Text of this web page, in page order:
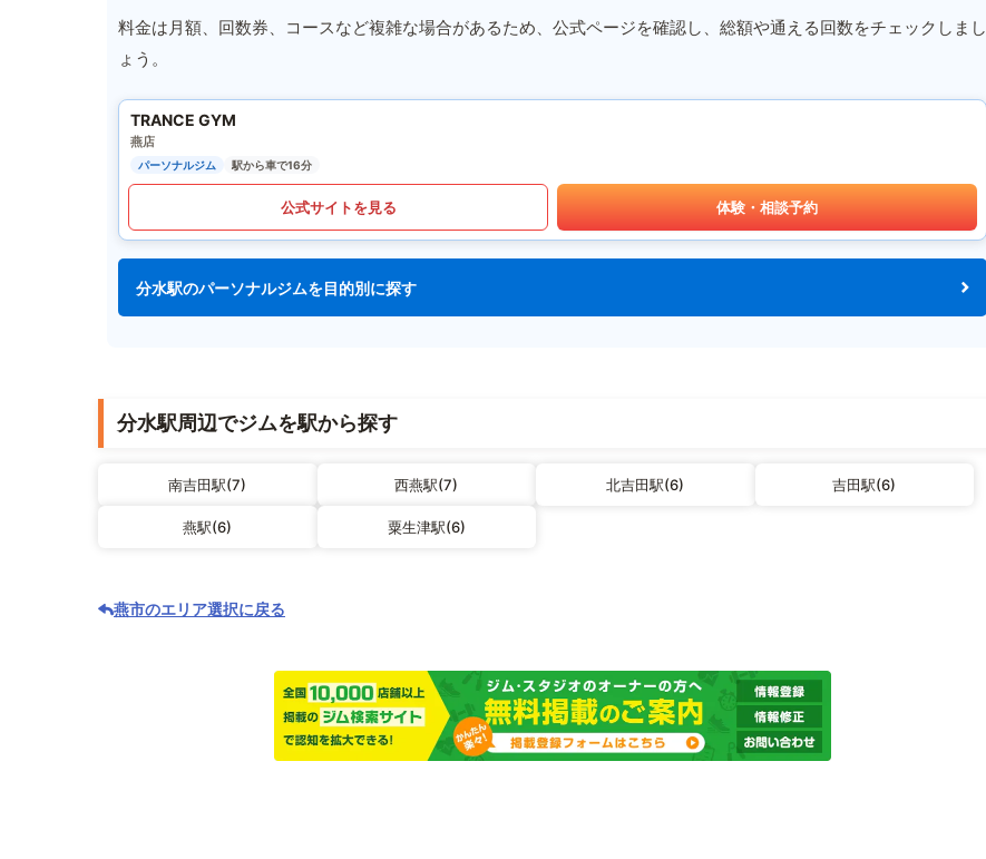
料金は月額、回数券、コースなど複雑な場合があるため、公式ページを確認し、総額や通える回数をチェックしまし
ょう。
TRANCE GYM
燕店
パーソナルジム 駅から車で16分
公式サイトを見る 体験・相談予約
分水駅のパーソナルジムを目的別に探す
分水駅周辺でジムを駅から探す
南吉田駅(7) 西燕駅(7) 北吉田駅(6) 吉田駅(6)
燕駅(6) 粟生津駅(6)
燕市のエリア選択に戻る